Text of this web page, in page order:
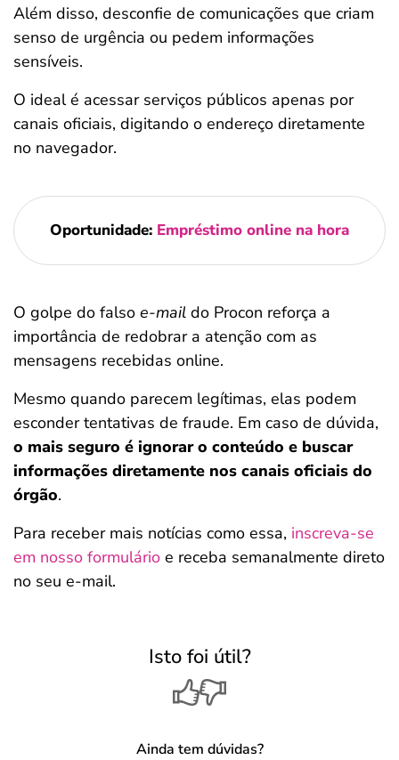
Além disso, desconfie de comunicações que criam
senso de urgência ou pedem informações
sensíveis.
O ideal é acessar serviços públicos apenas por
canais oficiais, digitando o endereço diretamente
no navegador.
Oportunidade: Empréstimo online na hora
O golpe do falso e-mail do Procon reforça a
importância de redobrar a atenção com as
mensagens recebidas online.
Mesmo quando parecem legítimas, elas podem
esconder tentativas de fraude. Em caso de dúvida,
o mais seguro é ignorar o conteúdo e buscar
informações diretamente nos canais oficiais do
órgão.
Para receber mais notícias como essa, inscreva-se
em nosso formulário e receba semanalmente direto
no seu e-mail.
Isto foi útil?
Ainda tem dúvidas?